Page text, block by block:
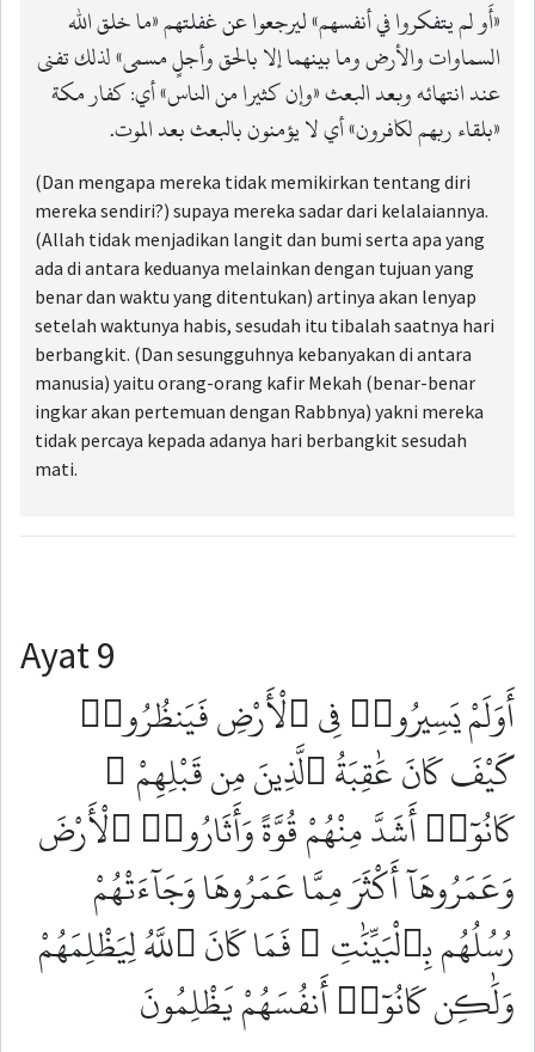
«أَو لم يتفكروا في أنفسهم» ليرجعوا عن غفلتهم «ما خلق الله
السماوات والأرض وما بينهما إلا بالحق وأجلٍ مسمى» لذلك تفنى
عند انتهائه وبعد البعث «وإن كثيرا من الناس» أي: كفار مكة
«بلقاء ربهم لكافرون» أي لا يؤمنون بالبعث بعد الموت.
(Dan mengapa mereka tidak memikirkan tentang diri
mereka sendiri?) supaya mereka sadar dari kelalaiannya.
(Allah tidak menjadikan langit dan bumi serta apa yang
ada di antara keduanya melainkan dengan tujuan yang
benar dan waktu yang ditentukan) artinya akan lenyap
setelah waktunya habis, sesudah itu tibalah saatnya hari
berbangkit. (Dan sesungguhnya kebanyakan di antara
manusia) yaitu orang-orang kafir Mekah (benar-benar
ingkar akan pertemuan dengan Rabbnya) yakni mereka
tidak percaya kepada adanya hari berbangkit sesudah
mati.
Ayat 9
أَوَلَمْ يَسِيرُوا۟ فِى ٱلْأَرْضِ فَيَنظُرُوا۟
كَيْفَ كَانَ عَٰقِبَةُ ٱلَّذِينَ مِن قَبْلِهِمْ ۚ
كَانُوٓا۟ أَشَدَّ مِنْهُمْ قُوَّةً وَأَثَارُوا۟ ٱلْأَرْضَ
وَعَمَرُوهَآ أَكْثَرَ مِمَّا عَمَرُوهَا وَجَآءَتْهُمْ
رُسُلُهُم بِٱلْبَيِّنَٰتِ ۖ فَمَا كَانَ ٱللَّهُ لِيَظْلِمَهُمْ
وَلَٰكِن كَانُوٓا۟ أَنفُسَهُمْ يَظْلِمُونَ